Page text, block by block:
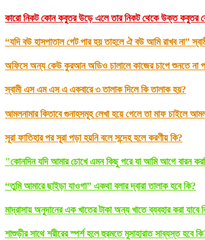
কারো নিকট কোন কবুতর উড়ে এলে তার নিকট থেকে উক্ত কবুতর
“যদি বউ হাসপাতাল গেট পার হয় তাহলে ঐ বউ আমি রাখব না”
অফিসে অন্য কেউ কুরআন অডিও চালালে কাজের চাপে শুনতে না
স্বামী এস এম এস এ একবারে ৩ তালাক দিলে কি তালাক হয়?
আমলনামার কিতাবে গুনাহসমূহ লেখা হয়ে গেলে তা মাফ চাইলে
সূরা ফাতিহার পর সূরা পড়া হয়নি বলে সন্দেহ হলে করণীয় কি?
"কোনদিন যদি আমার চোখে এমন কিছু পরে যা আমি আগে বারন
“তুমি আমারে ছাইড়া যাওগা” একথা বলার দ্বারা তালাক হবে কি?
মাদ্রাসায় অনুদানের এক খাতের টাকা অন্য খাতে ব্যবহার করা যাবে
শাশুড়ীর সাথে শরীরের স্পর্শ হলে হুরমতে মুসাহারাত সাব্যস্ত হবে